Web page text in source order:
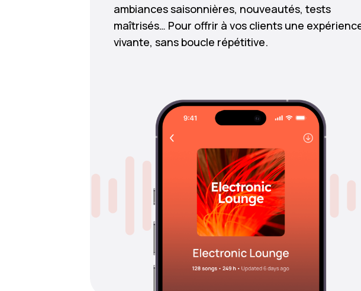
ambiances saisonnières, nouveautés, tests
maîtrisés… Pour offrir à vos clients une
vivante, sans boucle répétitive.